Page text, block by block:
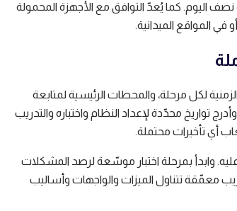
اليوم. كما يُعدّ التوافق مع الأجهزة المحمولة
المواقع الميدانية.
لكل مرحلة، والمحطات الرئيسية لمتابعة
تواريخ محدّدة لإعداد النظام واختباره والتدريب
أي تأخيرات محتملة.
وابدأ بمرحلة اختبار موسّعة لرصد المشكلات
معمّقة تتناول الميزات والواجهات وأساليب